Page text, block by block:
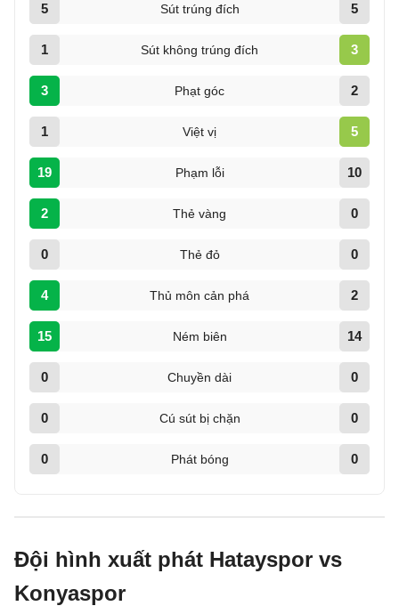
5 Sút trúng đích 5
1 Sút không trúng đích 3
3 Phạt góc 2
1 Việt vị 5
19 Phạm lỗi 10
2 Thẻ vàng 0
0 Thẻ đỏ 0
4 Thủ môn cản phá 2
15 Ném biên 14
0 Chuyền dài 0
0 Cú sút bị chặn 0
0 Phát bóng 0
Đội hình xuất phát Hatayspor vs
Konyaspor